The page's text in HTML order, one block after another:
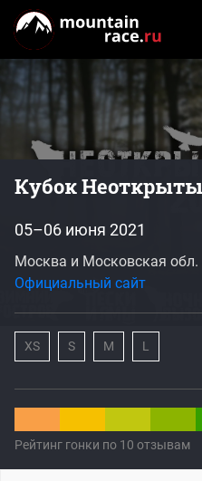
Кубок
Рейтинг гонки по 10 отзывам
05–06 июня 2021
Москва и Московская обл.
Официальный сайт
XS S M L